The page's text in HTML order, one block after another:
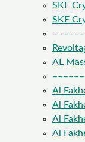
SKE
SKE
AL
Al
Al
Al
Al